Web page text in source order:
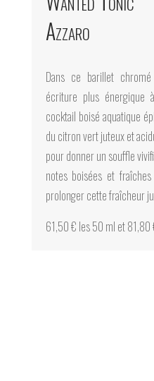
Azzaro
Dans ce barillet
écriture plus énergique
cocktail boisé aquatique
du citron vert juteux et
pour donner un souffle
notes boisées et
prolonger cette fraîcheur
61,50 € les 50 ml et 81,80